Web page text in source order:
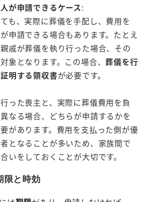
が申請できるケース:
も、実際に葬儀を手配し、費用を
申請できる場合もあります。たとえ
戚が葬儀を執り行った場合、その
象となります。この場合、葬儀を行
明する領収書が必要です。
った喪主と、実際に葬儀費用を負
なる場合、どちらが申請するかを
があります。費用を支払った側が優
となることが多いため、家族間で
いをしておくことが大切です。
限と時効